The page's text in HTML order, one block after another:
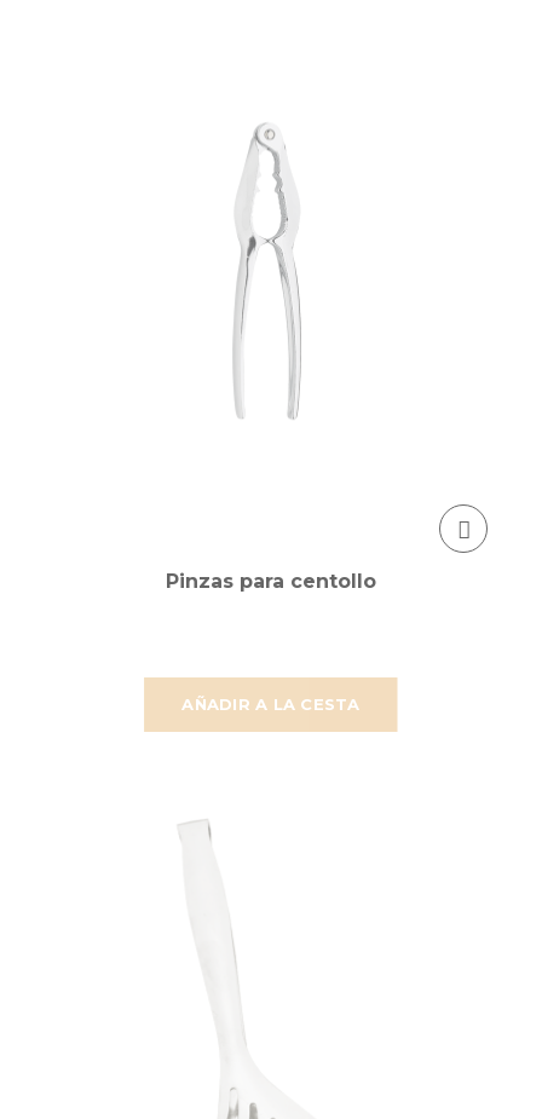
AÑADIR A LA CESTA
Pinzas para centollo